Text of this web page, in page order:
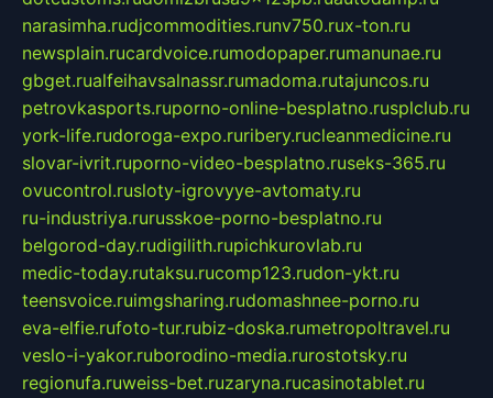
narasimha.rudjcommodities.runv750.rux-ton.ru
newsplain.rucardvoice.rumodopaper.rumanunae.ru
gbget.rualfeihavsalnassr.rumadoma.rutajuncos.ru
petrovkasports.ruporno-online-besplatno.rusplclub.ru
york-life.rudoroga-expo.ruribery.rucleanmedicine.ru
slovar-ivrit.ruporno-video-besplatno.ruseks-365.ru
ovucontrol.rusloty-igrovyye-avtomaty.ru
ru-industriya.rurusskoe-porno-besplatno.ru
belgorod-day.rudigilith.rupichkurovlab.ru
medic-today.rutaksu.rucomp123.rudon-ykt.ru
teensvoice.ruimgsharing.rudomashnee-porno.ru
eva-elfie.rufoto-tur.rubiz-doska.rumetropoltravel.ru
veslo-i-yakor.ruborodino-media.rurostotsky.ru
regionufa.ruweiss-bet.ruzaryna.rucasinotablet.ru